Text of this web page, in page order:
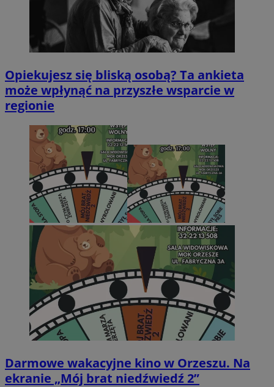
Opiekujesz się bliską osobą? Ta ankieta
może wpłynąć na przyszłe wsparcie w
regionie
Darmowe wakacyjne kino w Orzeszu. Na
ekranie „Mój brat niedźwiedź 2”